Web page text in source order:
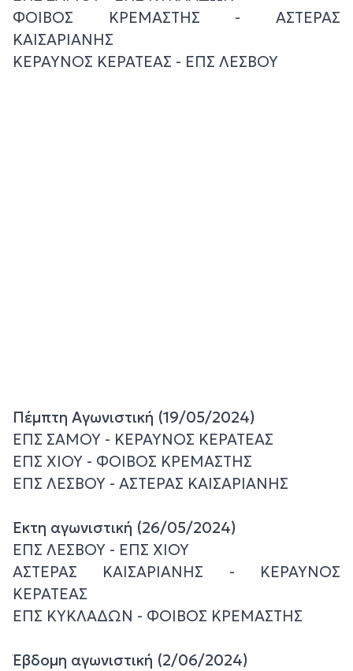
ΦΟΙΒΟΣ ΚΡΕΜΑΣΤΗΣ - ΑΣΤΕΡΑΣ
ΚΑΙΣΑΡΙΑΝΗΣ
ΚΕΡΑΥΝΟΣ ΚΕΡΑΤΕΑΣ - ΕΠΣ ΛΕΣΒΟΥ
Πέμπτη Αγωνιστική (19/05/2024)
ΕΠΣ ΣΑΜΟΥ - ΚΕΡΑΥΝΟΣ ΚΕΡΑΤΕΑΣ
ΕΠΣ ΧΙΟΥ - ΦΟΙΒΟΣ ΚΡΕΜΑΣΤΗΣ
ΕΠΣ ΛΕΣΒΟΥ - ΑΣΤΕΡΑΣ ΚΑΙΣΑΡΙΑΝΗΣ
Έκτη αγωνιστική (26/05/2024)
ΕΠΣ ΛΕΣΒΟΥ - ΕΠΣ ΧΙΟΥ
ΑΣΤΕΡΑΣ ΚΑΙΣΑΡΙΑΝΗΣ - ΚΕΡΑΥΝΟΣ
ΚΕΡΑΤΕΑΣ
ΕΠΣ ΚΥΚΛΑΔΩΝ - ΦΟΙΒΟΣ ΚΡΕΜΑΣΤΗΣ
Έβδομη αγωνιστική (2/06/2024)